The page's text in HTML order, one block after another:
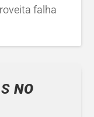
falha
NO